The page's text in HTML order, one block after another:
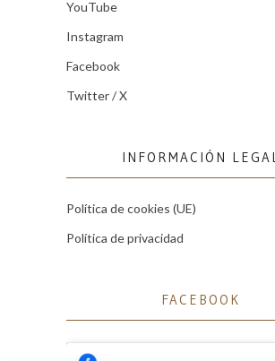
YouTube
Instagram
Facebook
Twitter / X
INFORMACIÓN LEGAL
Política de cookies (UE)
Política de privacidad
FACEBOOK